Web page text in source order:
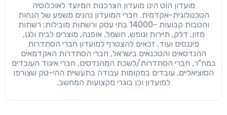
מועדון הוֹט הינו מועדון הצרכנות המיועד לאוכלוסיה
הטכנולוגית-אקדמית. חברי המועדון נהנים משפע של הנחות
והטבות קבועות -14000 בתי עסק ורשתות מובילות: רשתות
מזון, דלק, תיירות ונופש, חשמל, אופנה, מוצרים לבית ולגן,
פיננסים ועוד. זכאים להצטרף למועדון חברי הסתדרות
ההנדסאים והטכנאים בישראל, חברי הסתדרות האקדמאים
במח"ר, חברי הסתדרות/לשכת המהנדסים, חברי איגוד העובדים
הסוציאליים, עובדים במקומות עבודה בתעשיית ההי-טק שצורפו
למועדון וכן בוגרי מקצועות המחשב.